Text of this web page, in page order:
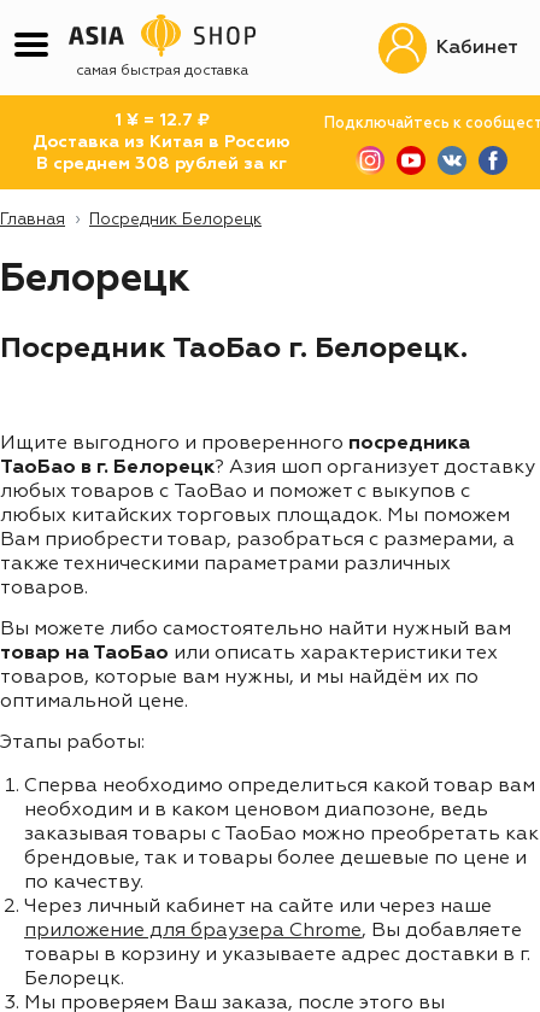
самая быстрая доставка
1 ¥ = 12.7 ₽
Доставка из Китая в Россию
В среднем 308 рублей за кг
Подключайтесь к
Кабинет
Главная Посредник Белорецк
Белорецк
Посредник ТаоБао г. Белорецк.
Ищите выгодного и проверенного посредника
ТаоБао в г. Белорецк? Азия шоп организует доставку
любых товаров с TaoBao и поможет с выкупов с
любых китайских торговых площадок. Мы поможем
Вам приобрести товар, разобраться с размерами, а
также техническими параметрами различных
товаров.
Вы можете либо самостоятельно найти нужный вам
товар на ТаоБао или описать характеристики тех
товаров, которые вам нужны, и мы найдём их по
оптимальной цене.
Этапы работы:
Сперва необходимо определиться какой товар вам
необходим и в каком ценовом диапозоне, ведь
заказывая товары с ТаоБао можно преобретать как
брендовые, так и товары более дешевые по цене и
по качеству.
Через личный кабинет на сайте или через наше
приложение для браузера Chrome, Вы добавляете
товары в корзину и указываете адрес доставки в г.
Белорецк.
Мы проверяем Ваш заказа, после этого вы